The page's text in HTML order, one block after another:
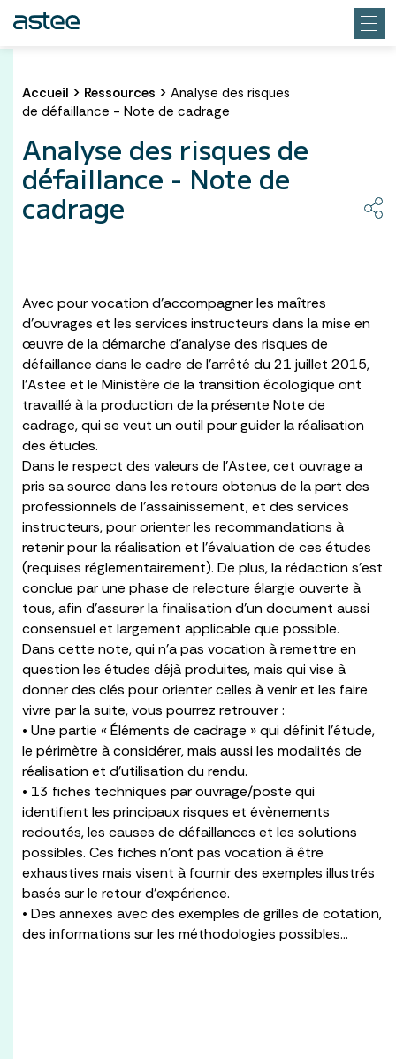
Accueil > Ressources > Analyse des risques
de défaillance - Note de cadrage
Analyse des risques de
défaillance - Note de
cadrage
Avec pour vocation d’accompagner les maîtres
d’ouvrages et les services instructeurs dans la mise en
œuvre de la démarche d’analyse des risques de
défaillance dans le cadre de l’arrêté du 21 juillet 2015,
l’Astee et le Ministère de la transition écologique ont
travaillé à la production de la présente Note de
cadrage, qui se veut un outil pour guider la réalisation
des études.
Dans le respect des valeurs de l’Astee, cet ouvrage a
pris sa source dans les retours obtenus de la part des
professionnels de l’assainissement, et des services
instructeurs, pour orienter les recommandations à
retenir pour la réalisation et l’évaluation de ces études
(requises réglementairement). De plus, la rédaction s’est
conclue par une phase de relecture élargie ouverte à
tous, afin d’assurer la finalisation d’un document aussi
consensuel et largement applicable que possible.
Dans cette note, qui n’a pas vocation à remettre en
question les études déjà produites, mais qui vise à
donner des clés pour orienter celles à venir et les faire
vivre par la suite, vous pourrez retrouver :
• Une partie « Éléments de cadrage » qui définit l’étude,
le périmètre à considérer, mais aussi les modalités de
réalisation et d’utilisation du rendu.
• 13 fiches techniques par ouvrage/poste qui
identifient les principaux risques et évènements
redoutés, les causes de défaillances et les solutions
possibles. Ces fiches n’ont pas vocation à être
exhaustives mais visent à fournir des exemples illustrés
basés sur le retour d’expérience.
• Des annexes avec des exemples de grilles de cotation,
des informations sur les méthodologies possibles…